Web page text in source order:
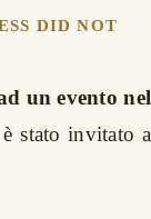
DID NOT
un evento nel
stato invitato a